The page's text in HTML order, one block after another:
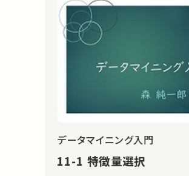
データマイニング入門
11-1 特徴量選択